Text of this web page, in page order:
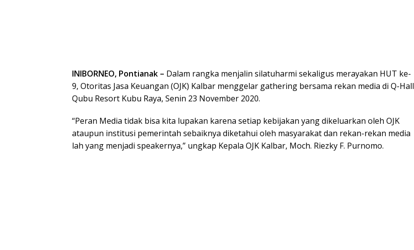
INIBORNEO, Pontianak – Dalam rangka menjalin silatuharmi sekaligus merayakan HUT ke-
9, Otoritas Jasa Keuangan (OJK) Kalbar menggelar gathering bersama rekan media di Q-Hall
Qubu Resort Kubu Raya, Senin 23 November 2020.
“Peran Media tidak bisa kita lupakan karena setiap kebijakan yang dikeluarkan oleh OJK
ataupun institusi pemerintah sebaiknya diketahui oleh masyarakat dan rekan-rekan media
lah yang menjadi speakernya,” ungkap Kepala OJK Kalbar, Moch. Riezky F. Purnomo.